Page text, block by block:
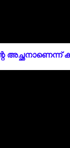
അച്ഛനാണെന്ന്